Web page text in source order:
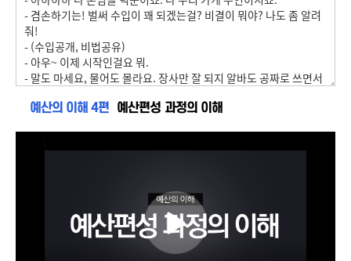
예산의 이해 4편 예산편성 과정의 이해